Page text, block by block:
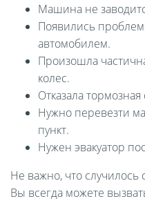
Машина не
Появились
автомобилем.
Произошла
колес.
Отказала тормозная
Нужно перевезти
пункт.
Нужен эвакуатор
Не важно, что
Вы всегда можете